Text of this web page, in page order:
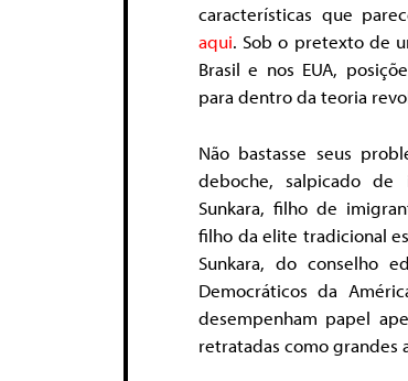
características que
aqui. Sob o pretexto de
Brasil e nos EUA,
para dentro da teoria
Não bastasse seus
deboche, salpicado de
Sunkara, filho de
filho da elite tradicional
Sunkara, do conselho
Democráticos da
desempenham papel
retratadas como grandes